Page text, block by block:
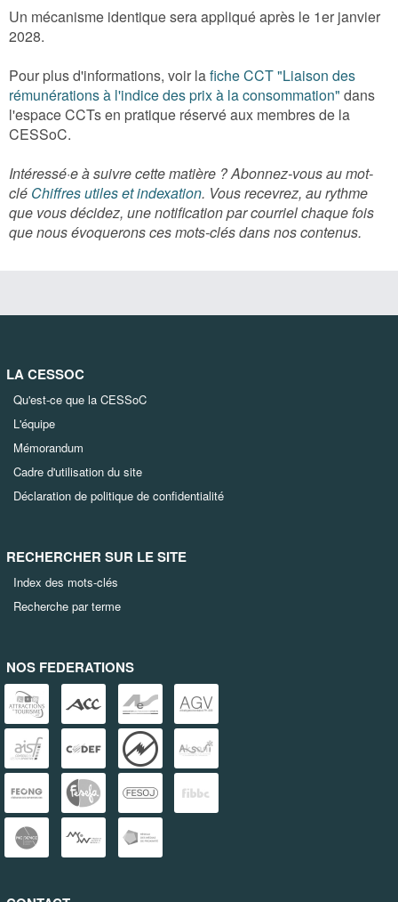
Un mécanisme identique sera appliqué après le 1er janvier
2028.
Pour plus d'informations, voir lafiche CCT "Liaison des
rémunérations à l'indice des prix à la consommation" dans
l'espace CCTs en pratique réservé aux membres de la
CESSoC.
Intéressé·e à suivre cette matière ? Abonnez-vous au mot-
clé Chiffres utiles et indexation. Vous recevrez, au rythme
que vous décidez, une notification par courriel chaque fois
que nous évoquerons ces mots-clés dans nos contenus.
LA CESSOC
Qu'est-ce que la CESSoC
L'équipe
Mémorandum
Cadre d'utilisation du site
Déclaration de politique de confidentialité
RECHERCHER SUR LE SITE
Index des mots-clés
Recherche par terme
NOS FEDERATIONS